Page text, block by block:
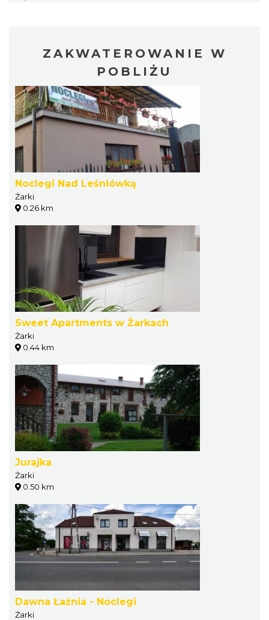
ZAKWATEROWANIE W
POBLIŻU
Noclegi Nad Leśniówką
Żarki
0.26 km
Sweet Apartments w Żarkach
Żarki
0.44 km
Jurajka
Żarki
0.50 km
Dawna Łaźnia - Noclegi
Żarki